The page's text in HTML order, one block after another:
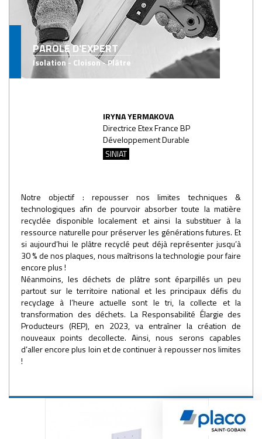
PAROLE D'EXPERT
Isolation - Cloison - Plâtre
IRYNA YERMAKOVA
Directrice Etex France BP
Développement Durable
SINIAT
Notre objectif : repousser nos limites techniques &
technologiques afin de pourvoir absorber toute la matière
recyclée disponible localement et ainsi la substituer à la
ressource naturelle pour préserver les générations futures. Et
si aujourd’hui le plâtre recyclé peut déjà représenter jusqu’à
30 % de nos plaques, nous maîtrisons la technologie pour faire
encore plus !
Néanmoins, les déchets de plâtre sont éparpillés un peu
partout sur le territoire national et les principaux défis du
recyclage à l’heure actuelle sont le tri, la collecte et la
transformation des déchets. La Responsabilité Élargie des
Producteurs (REP), en 2023, va entraîner la création de
nouveaux points decollecte. Ainsi, nous serons capables
d’aller encore plus loin et de continuer à repousser nos limites
!